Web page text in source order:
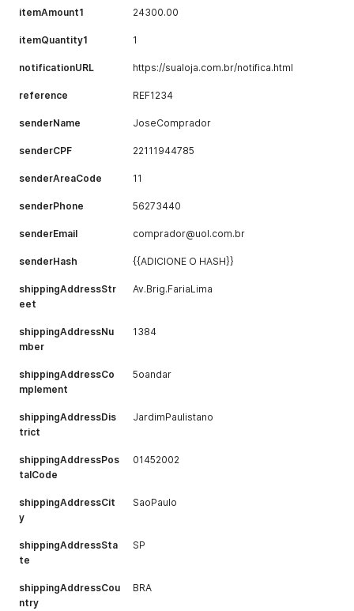
itemAmount1 24300.00
itemQuantity1 1
notificationURL https://sualoja.com.br/notifica.html
reference REF1234
senderName JoseComprador
senderCPF 22111944785
senderAreaCode 11
senderPhone 56273440
senderEmail comprador@uol.com.br
senderHash {{ADICIONE O HASH}}
shippingAddressStr
eet
Av.Brig.FariaLima
shippingAddressNu
mber
1384
shippingAddressCo
mplement
5oandar
shippingAddressDis
trict
JardimPaulistano
shippingAddressPos
talCode
01452002
shippingAddressCit
y
SaoPaulo
shippingAddressSta
te
SP
shippingAddressCou
ntry
BRA